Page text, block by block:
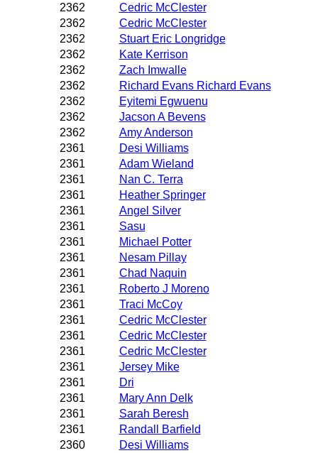
2362
Cedric McClester
2362
Cedric McClester
2362
Stuart Eric Longridge
2362
Kate Kerrison
2362
Zach Imwalle
2362
Richard Evans Richard Evans
2362
Eyitemi Egwuenu
2362
Jacson A Bevens
2362
Amy Anderson
2361
Desi Williams
2361
Adam Wieland
2361
Nan C. Terra
2361
Heather Springer
2361
Angel Silver
2361
Sasu
2361
Michael Potter
2361
Nesam Pillay
2361
Chad Naquin
2361
Roberto J Moreno
2361
Traci McCoy
2361
Cedric McClester
2361
Cedric McClester
2361
Cedric McClester
2361
Jersey Mike
2361
Dri
2361
Mary Ann Delk
2361
Sarah Beresh
2361
Randall Barfield
2360
Desi Williams